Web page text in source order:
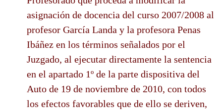
asignación de docencia del curso 2007/2008 al
profesor García Landa y la profesora Penas
Ibáñez en los términos señalados por el
Juzgado, al ejecutar directamente la sentencia
en el apartado 1º de la parte dispositiva del
Auto de 19 de noviembre de 2010, con todos
los efectos favorables que de ello se deriven,